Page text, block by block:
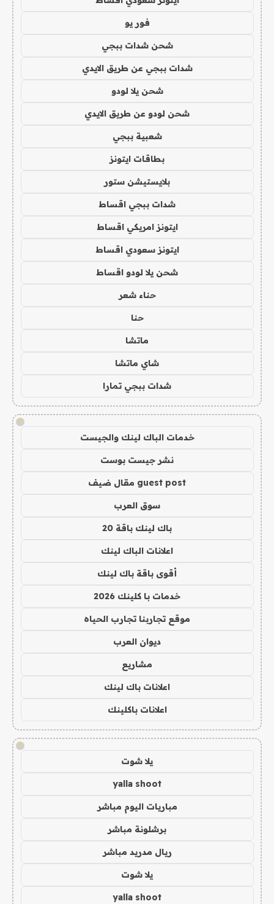
فور يو
شحن شدات ببجي
شدات ببجي عن طريق الايدي
شحن يلا لودو
شحن لودو عن طريق الايدي
شعبية ببجي
بطاقات ايتونز
بلايستيشن ستور
شدات ببجي اقساط
ايتونز امريكي اقساط
ايتونز سعودي اقساط
شحن يلا لودو اقساط
حناء شعر
حنا
ماتشا
شاي ماتشا
شدات ببجي تمارا
!
خدمات الباك لينك والجيست
نشر جيست بوست
guest post مقال ضيف
سوق العرب
باك لينك باقة 20
اعلانات الباك لينك
أقوى باقة باك لينك
خدمات با كلينك 2026
موقع تجاربنا تجارب الحياه
ديوان العرب
مشاريع
اعلانات باك لينك
اعلانات باكلينك
!
يلا شوت
yalla shoot
مباريات اليوم مباشر
برشلونة مباشر
ريال مدريد مباشر
يلا شوت
yalla shoot